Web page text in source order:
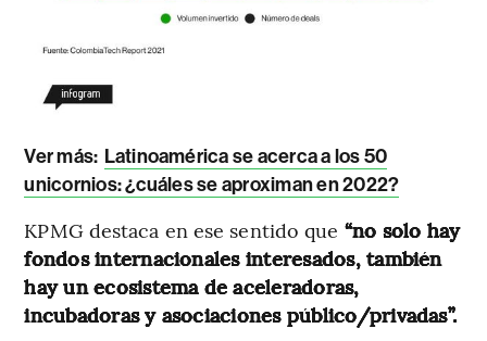
Ver más: Latinoamérica se acerca a los 50
unicornios: ¿cuáles se aproximan en 2022?
KPMG destaca en ese sentido que “no solo hay
fondos internacionales interesados, también
hay un ecosistema de aceleradoras,
incubadoras y asociaciones público/privadas”.